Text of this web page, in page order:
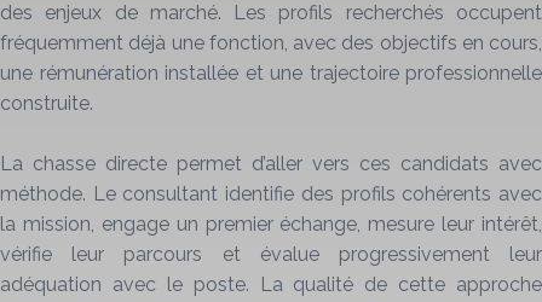
des enjeux de marché. Les profils recherchés occupent
fréquemment déjà une fonction, avec des objectifs en cours,
une rémunération installée et une trajectoire professionnelle
construite.
La chasse directe permet d’aller vers ces candidats avec
méthode. Le consultant identifie des profils cohérents avec
la mission, engage un premier échange, mesure leur intérêt,
vérifie leur parcours et évalue progressivement leur
adéquation avec le poste. La qualité de cette approche